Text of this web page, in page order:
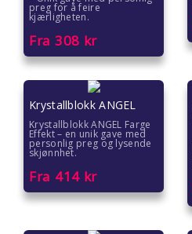
Farsdag gave
Eksklusive gaver
Romantiske gaver
Gave under 2000 kr
Gave under 1500 kr
preg for å feire
kjærligheten.
Fra 308 kr
Krystallblokk ANGEL
Krystallblokk ANGEL Farge
Effekt – en unik gave med
personlig preg og lysende
skjønnhet.
Fra 414kr